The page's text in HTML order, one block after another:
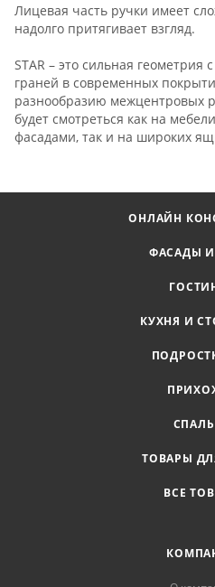
Лицевая часть ручки имеет
надолго притягивает взгляд.
STAR – это сильная
граней в современных
разнообразию межцентровых
будет смотреться как на
фасадами, так и на широких
ОНЛАЙН
ФАСАДЫ
КУХНЯ И
ТОВАРЫ
ВСЕ